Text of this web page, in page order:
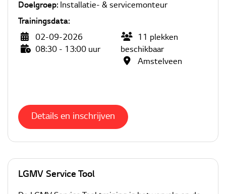
Doelgroep: Installatie- & servicemonteur
Trainingsdata:
02-09-2026
08:30 - 13:00 uur
11 plekken
beschikbaar
Amstelveen
Details en inschrijven
LGMV Service Tool